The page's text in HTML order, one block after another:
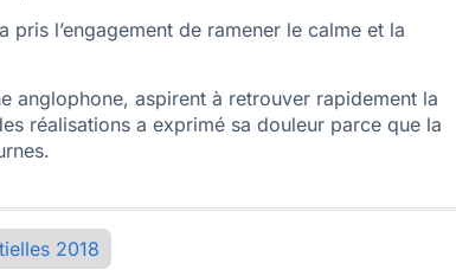
l’engagement de ramener le calme et la
anglophone, aspirent à retrouver rapidement la
réalisations a exprimé sa douleur parce que la
2018